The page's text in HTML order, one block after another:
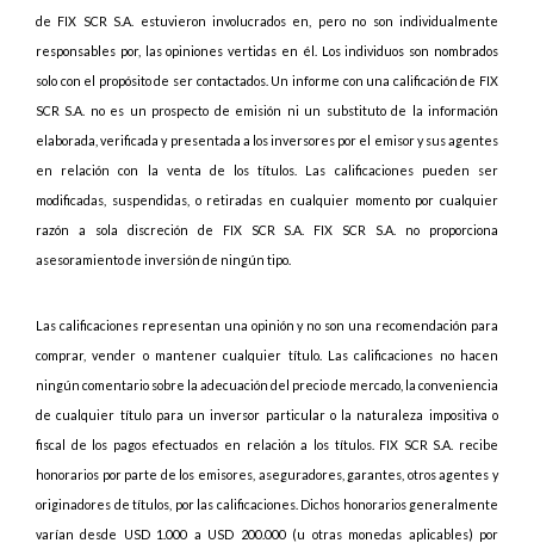
de FIX SCR S.A. estuvieron involucrados en, pero no son individualmente
responsables por, las opiniones vertidas en él. Los individuos son nombrados
solo con el propósito de ser contactados. Un informe con una calificación de FIX
SCR S.A. no es un prospecto de emisión ni un substituto de la información
elaborada, verificada y presentada a los inversores por el emisor y sus agentes
en relación con la venta de los títulos. Las calificaciones pueden ser
modificadas, suspendidas, o retiradas en cualquier momento por cualquier
razón a sola discreción de FIX SCR S.A. FIX SCR S.A. no proporciona
asesoramiento de inversión de ningún tipo.
Las calificaciones representan una opinión y no son una recomendación para
comprar, vender o mantener cualquier título. Las calificaciones no hacen
ningún comentario sobre la adecuación del precio de mercado, la conveniencia
de cualquier título para un inversor particular o la naturaleza impositiva o
fiscal de los pagos efectuados en relación a los títulos. FIX SCR S.A. recibe
honorarios por parte de los emisores, aseguradores, garantes, otros agentes y
originadores de títulos, por las calificaciones. Dichos honorarios generalmente
varían desde USD 1.000 a USD 200.000 (u otras monedas aplicables) por